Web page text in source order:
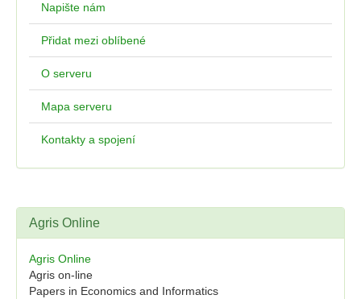
Napište nám
Přidat mezi oblíbené
O serveru
Mapa serveru
Kontakty a spojení
Agris Online
Agris Online
Agris on-line
Papers in Economics and Informatics